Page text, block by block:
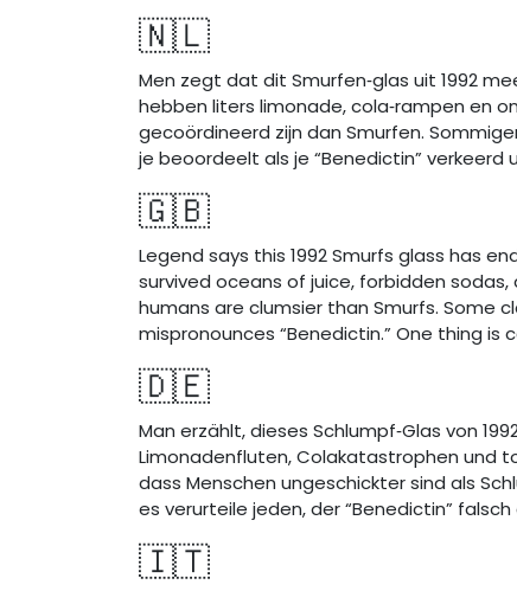
🇳🇱
Men zegt dat dit Smurfen‑glas uit 1992
hebben liters limonade, cola‑rampen en
gecoördineerd zijn dan Smurfen.
je beoordeelt als je “Benedictin”
🇬🇧
Legend says this 1992 Smurfs glass has
survived oceans of juice, forbidden
humans are clumsier than Smurfs. Some
mispronounces “Benedictin.” One thing
🇩🇪
Man erzählt, dieses Schlumpf‑Glas von
Limonadenfluten, Colakatastrophen und
dass Menschen ungeschickter sind als
es verurteile jeden, der “Benedictin”
🇮🇹